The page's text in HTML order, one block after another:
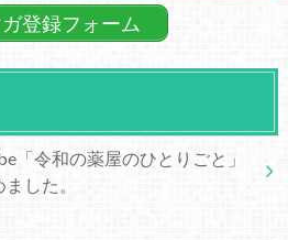
登録フォーム
「令和の薬屋のひとりごと」
した。